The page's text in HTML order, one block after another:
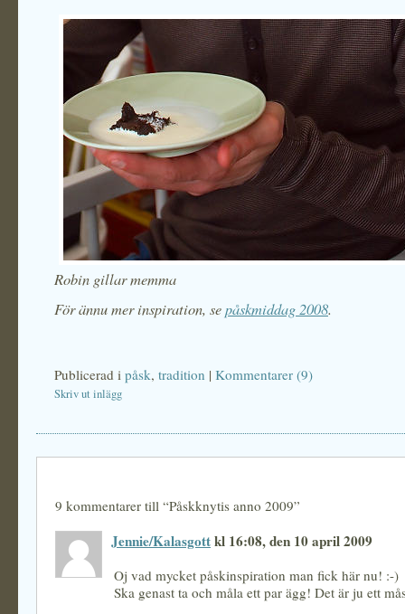
Robin gillar memma
För ännu mer inspiration, sepåskmiddag 2008.
Publicerad i påsk, tradition | Kommentarer (9)
Skriv ut inlägg
9 kommentarer till “Påskknytis anno 2009”
Jennie/Kalasgottkl 16:08, den 10 april 2009
Oj vad mycket påskinspiration man fick här nu! :-)
Ska genast ta och måla ett par ägg! Det är ju ett